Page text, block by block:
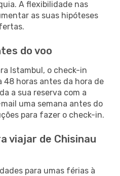
A flexibilidade nas
as suas hipóteses
do voo
Istambul, o check-in
48 horas antes da hora de
a sua reserva com a
uma semana antes do
para fazer o check-in.
viajar de Chisinau
para umas férias à